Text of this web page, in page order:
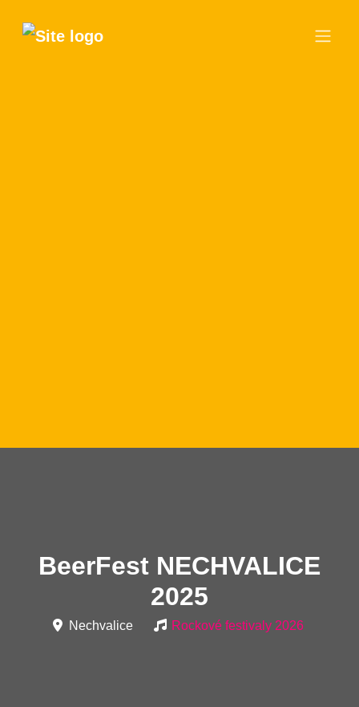
BeerFest NECHVALICE
2025
Nechvalice Rockové festivaly 2026